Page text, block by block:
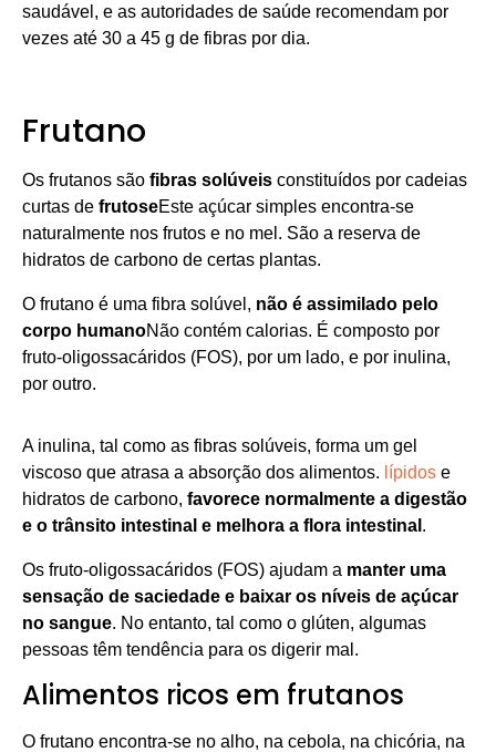
saudável, e as autoridades de saúde recomendam por
vezes até 30 a 45 g de fibras por dia.
Frutano
Os frutanos são fibras solúveis constituídos por cadeias
curtas de frutoseEste açúcar simples encontra-se
naturalmente nos frutos e no mel. São a reserva de
hidratos de carbono de certas plantas.
O frutano é uma fibra solúvel, não é assimilado pelo
corpo humanoNão contém calorias. É composto por
fruto-oligossacáridos (FOS), por um lado, e por inulina,
por outro.
A inulina, tal como as fibras solúveis, forma um gel
viscoso que atrasa a absorção dos alimentos. lípidos e
hidratos de carbono, favorece normalmente a digestão
e o trânsito intestinal e melhora a flora intestinal .
Os fruto-oligossacáridos (FOS) ajudam a manter uma
sensação de saciedade e baixar os níveis de açúcar
no sangue. No entanto, tal como o glúten, algumas
pessoas têm tendência para os digerir mal.
Alimentos ricos em frutanos
O frutano encontra-se no alho, na cebola, na chicória, na